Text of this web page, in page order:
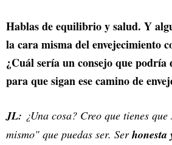
Hablas de equilibrio y salud. Y
la cara misma del envejecimiento
¿Cuál sería un consejo que podría
para que sigan ese camino de
JL: ¿Una cosa? Creo que tienes
mismo" que puedas ser. Serhonesta